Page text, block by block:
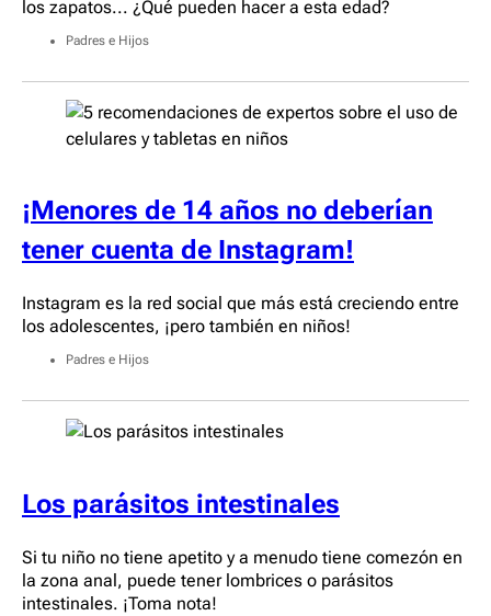
los zapatos... ¿Qué pueden hacer a esta edad?
Padres e Hijos
¡Menores de 14 años no deberían
tener cuenta de Instagram!
Instagram es la red social que más está creciendo entre
los adolescentes, ¡pero también en niños!
Padres e Hijos
Los parásitos intestinales
Si tu niño no tiene apetito y a menudo tiene comezón en
la zona anal, puede tener lombrices o parásitos
intestinales. ¡Toma nota!